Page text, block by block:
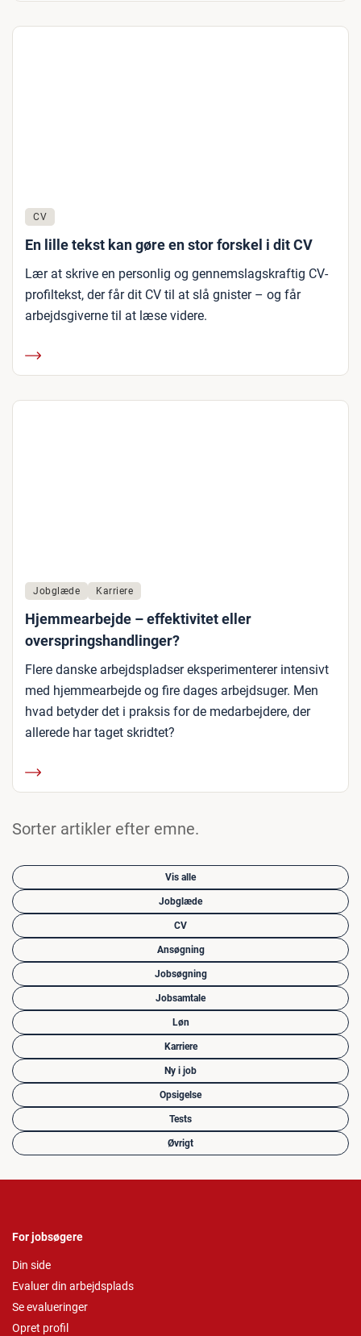
CV
En lille tekst kan gøre en stor forskel i dit CV
Lær at skrive en personlig og gennemslagskraftig CV-
profiltekst, der får dit CV til at slå gnister – og får
arbejdsgiverne til at læse videre.
Jobglæde Karriere
Hjemmearbejde – effektivitet eller
overspringshandlinger?
Flere danske arbejdspladser eksperimenterer intensivt
med hjemmearbejde og fire dages arbejdsuger. Men
hvad betyder det i praksis for de medarbejdere, der
allerede har taget skridtet?
Sorter artikler efter emne.
Vis alle
Jobglæde
CV
Ansøgning
Jobsøgning
Jobsamtale
Løn
Karriere
Ny i job
Opsigelse
Tests
Øvrigt
For jobsøgere
Din side
Evaluer din arbejdsplads
Se evalueringer
Opret profil